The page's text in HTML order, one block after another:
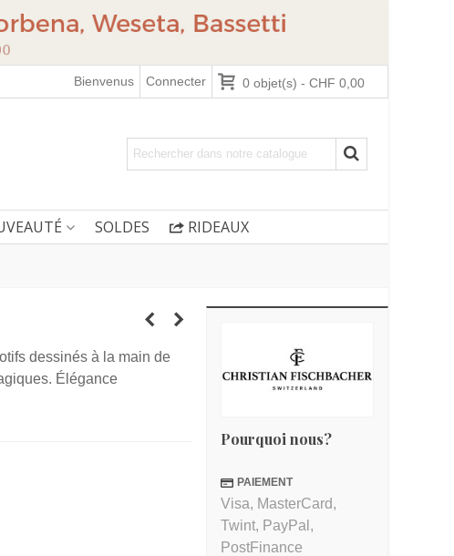
Bienvenus Connecter 0 objet(s) - CHF 0,00
SOLDES RIDEAUX
dessinés à la main de
Élégance
Pourquoi nous?
PAIEMENT
Visa, MasterCard,
Twint, PayPal,
PostFinance